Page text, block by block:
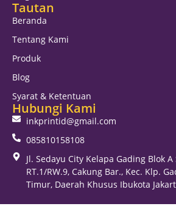
Tautan
Beranda
Tentang Kami
Produk
Blog
Syarat & Ketentuan
Hubungi Kami
inkprintid@gmail.com
085810158108
Jl. Sedayu City Kelapa Gading Blok
RT.1/RW.9, Cakung Bar., Kec. Klp.
Timur, Daerah Khusus Ibukota